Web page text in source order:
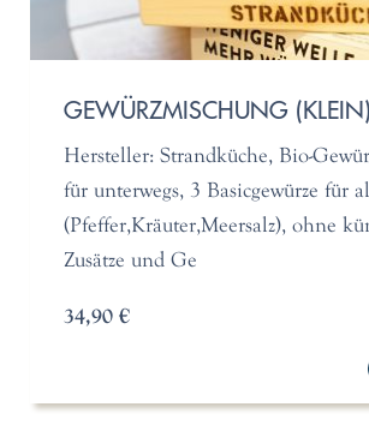
GEWÜRZMISCHUNG (KLEIN)
Hersteller: Strandküche, Bio-
für unterwegs, 3 Basicgewürze für
(Pfeffer,Kräuter,Meersalz), ohne
Zusätze und Ge
34,90 €